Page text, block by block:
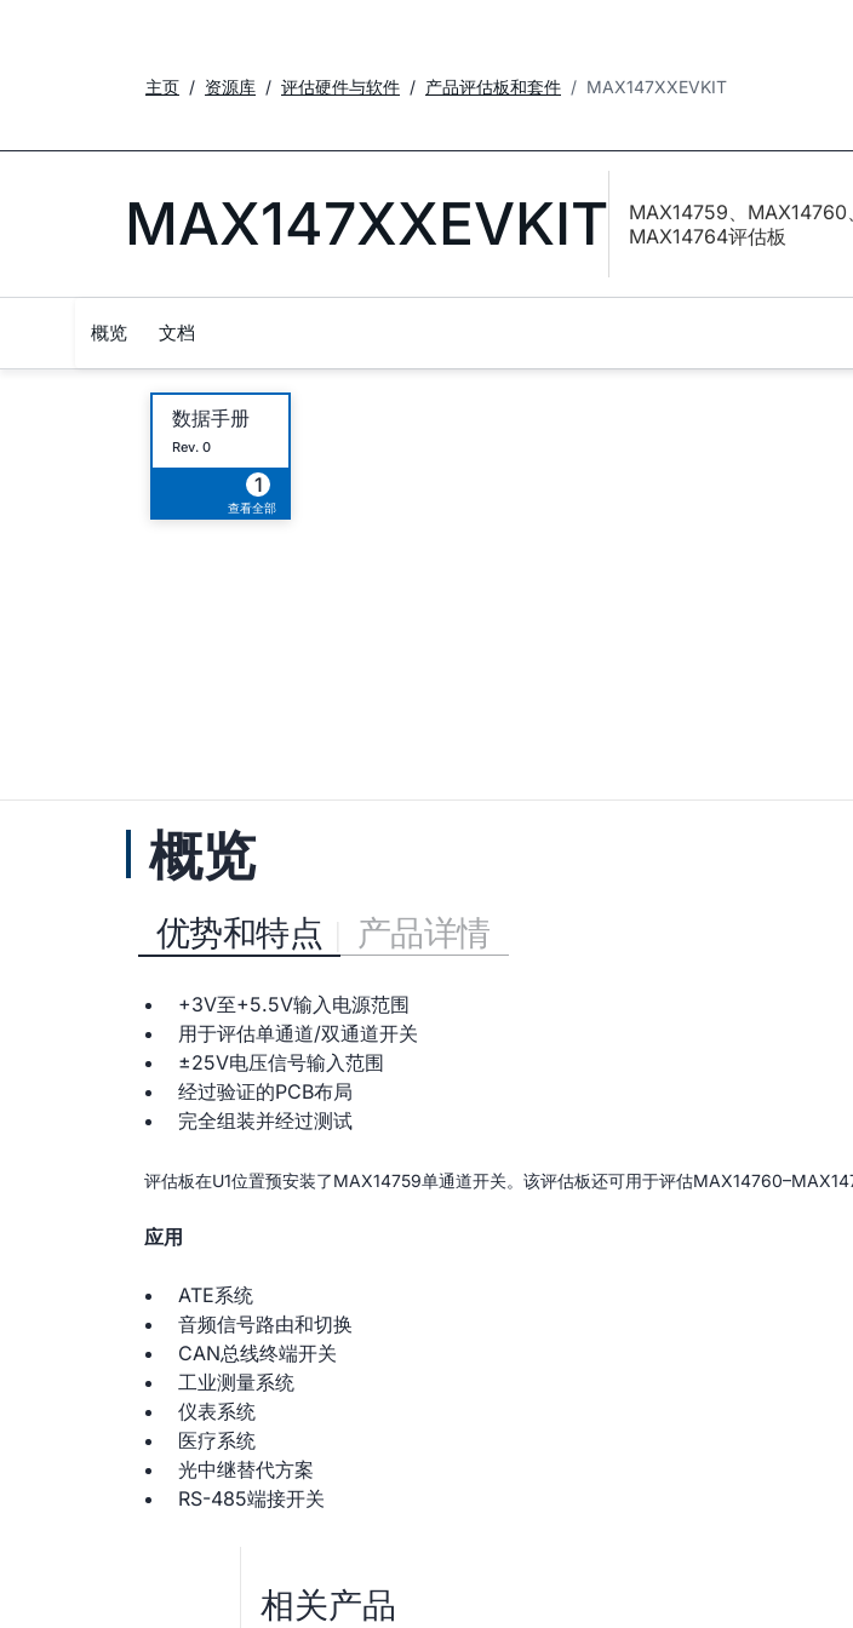
主页 资源库 评估硬件与软件 产品评估板和套件 MAX147XXEVKIT
MAX147XXEVKIT
MAX14759、
MAX14764评估板
概览 文档
数据手册
Rev. 0
1
查看全部
概览
优势和特点 产品详情
+3V至+5.5V输入电源范围
用于评估单通道/双通道开关
±25V电压信号输入范围
经过验证的PCB布局
完全组装并经过测试
评估板在U1位置预安装了MAX14759单通道开关。该评估板还可用于评估
应用
ATE系统
音频信号路由和切换
CAN总线终端开关
工业测量系统
仪表系统
医疗系统
光中继替代方案
RS-485端接开关
相关产品